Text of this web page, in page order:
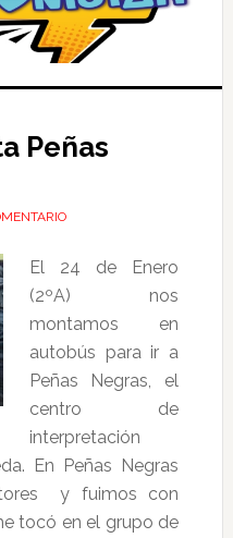
Peñas
El 24 de Enero
(2ºA) nos
montamos en
autobús para ir a
Peñas Negras, el
centro de
interpretación
En Peñas Negras
y fuimos con
tocó en el grupo de